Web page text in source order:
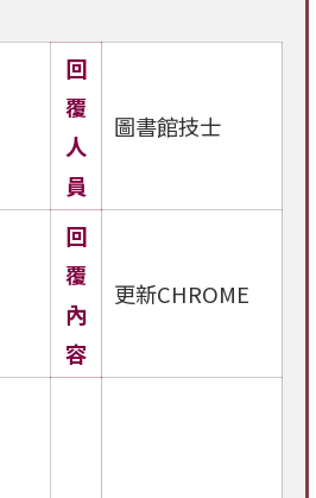
回
覆
人
員
圖書館技士
回
覆
內
容
更新CHROME